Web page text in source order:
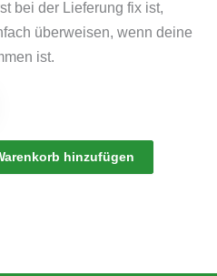
bei der Lieferung fix ist,
überweisen, wenn deine
ist.
hinzufügen